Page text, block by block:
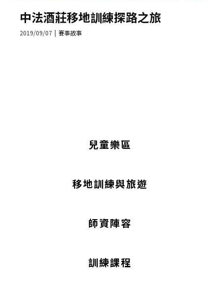
中法酒莊移地訓練探路之旅
2019/09/07 | 賽事故事
兒童樂區
移地訓練與旅遊
師資陣容
訓練課程